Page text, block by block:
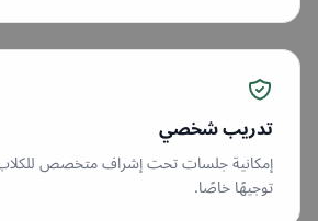
تدريب شخصي
إمكانية جلسات تحت إشراف متخصص للكلاب
توجيهًا خاصًا.